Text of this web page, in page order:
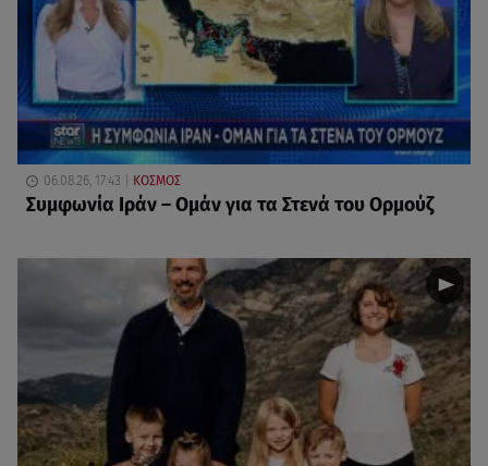
06.08.26, 17:43 ΚΟΣΜΟΣ
Συμφωνία Ιράν – Ομάν για τα Στενά του Ορμούζ